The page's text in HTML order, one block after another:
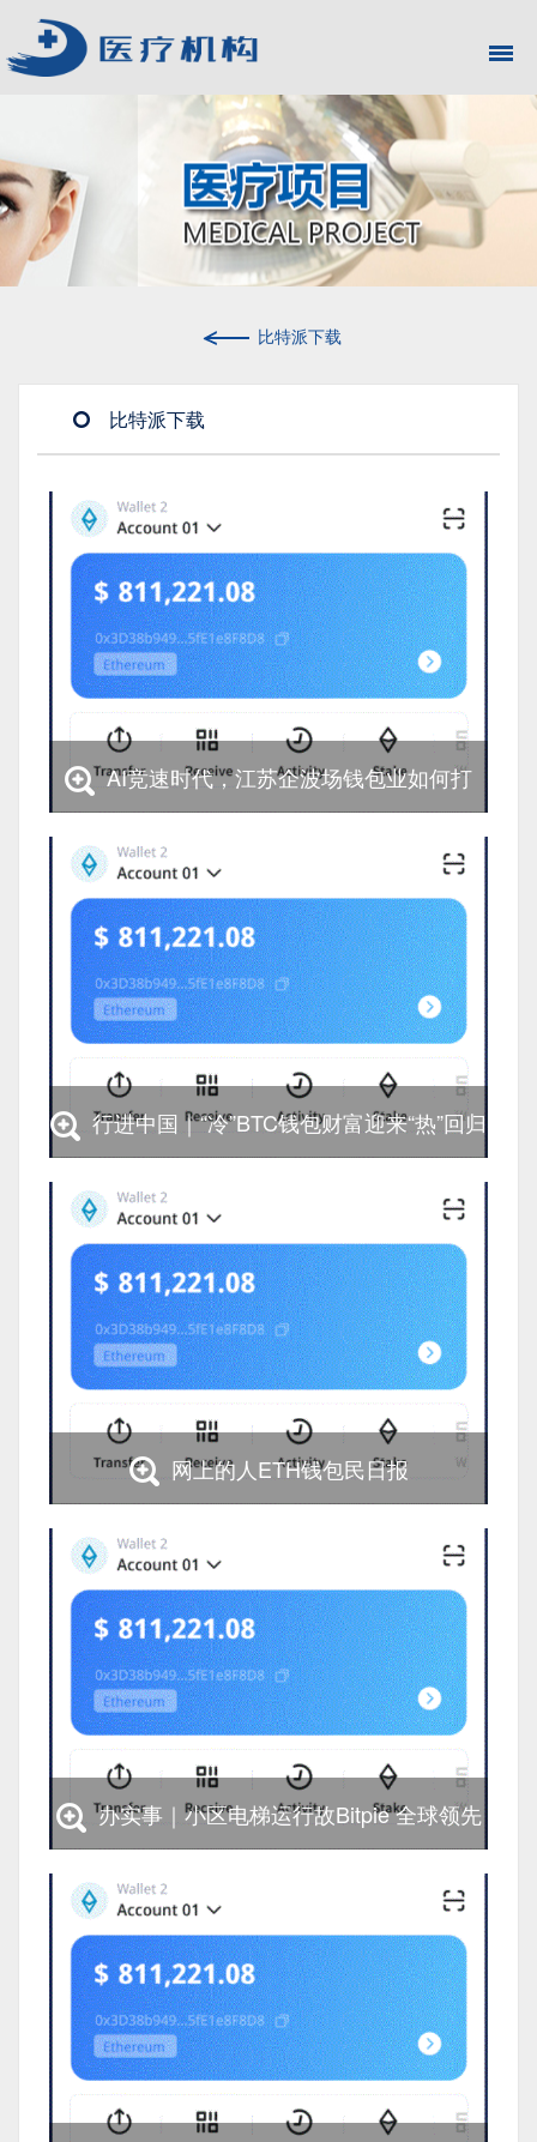
比特派下载
比特派下载
AI竞速时代，江苏企波场钱包业如何打
AI竞速时代，江苏企波场钱包业如何打好“突围
战”?
行进中国｜“冷”BTC钱包财富迎来“热”回归
行进中国｜“冷”BTC钱包财富迎来“热”回归
网上的人ETH钱包民日报
网上的人ETH钱包民日报
办实事｜小区电梯运行故Bitpie 全球领先
多链钱包障让人闹心 江苏多地接诉即办
办实事｜小区电梯运行故Bitpie 全球领先多链
钱包障让人闹心 江苏多地接诉即办